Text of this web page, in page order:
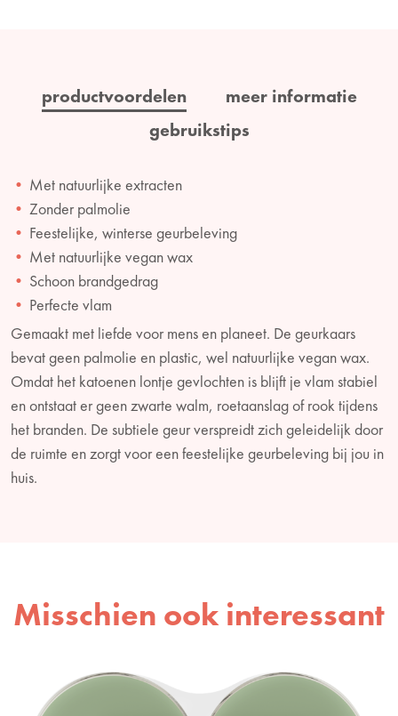
productvoordelen
meer informatie
gebruikstips
Met natuurlijke extracten
Zonder palmolie
Feestelijke, winterse geurbeleving
Met natuurlijke vegan wax
Schoon brandgedrag
Perfecte vlam
Gemaakt met liefde voor mens en planeet. De geurkaars
bevat geen palmolie en plastic, wel natuurlijke vegan wax.
Omdat het katoenen lontje gevlochten is blijft je vlam stabiel
en ontstaat er geen zwarte walm, roetaanslag of rook tijdens
het branden. De subtiele geur verspreidt zich geleidelijk door
de ruimte en zorgt voor een feestelijke geurbeleving bij jou in
huis.
Misschien ook interessant